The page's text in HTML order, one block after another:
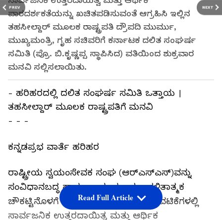
PREV NEXT
ಪಾರದರ್ಶಕತೆಯನ್ನು ಖಚಿತಪಡಿಸುವಂತೆ ಆಗ್ರಹಿಸಿ ಇಲ್ಲಿನ
ತಹಸೀಲ್ದಾರ್‌ ಮೂಲಕ ರಾಷ್ಟ್ರಪತಿ ದ್ರೌಪದಿ ಮುರ್ಮು,
ಮುಖ್ಯಮಂತ್ರಿ, ಗೃಹ ಸಚಿವರಿಗೆ ಕರ್ನಾಟಕ ದಲಿತ ಸಂಘರ್ಷ
ಸಮಿತಿ (ಪ್ರೊ. ಬಿ.ಕೃಷ್ಣಪ್ಪ ಸ್ಥಾಪಿಸಿದ) ವತಿಯಿಂದ ಶುಕ್ರವಾರ
ಮನವಿ ಸಲ್ಲಿಸಲಾಯಿತು.
- ಹರಿಹರದಲ್ಲಿ ದಲಿತ ಸಂಘರ್ಷ ಸಮಿತಿ ಒತ್ತಾಯ ।
ತಹಸೀಲ್ದಾರ್‌ ಮೂಲಕ ರಾಷ್ಟ್ರಪತಿಗೆ ಮನವಿ
- - -
ಕನ್ನಡಪ್ರಭ ವಾರ್ತೆ ಹರಿಹರ
ರಾಷ್ಟ್ರೀಯ ಸ್ವಯಂಸೇವಕ ಸಂಘ (ಆರ್‌ಎಸ್‌ಎಸ್)ವನ್ನು
ಸಂವಿಧಾನಬದ್ಧ ಹಾಗೂ ಕಾನೂನುಬದ್ಧ ಆಡಳಿತಾತ್ಮಕ
ಚೌಕಟ್ಟಿನೊಳಗೆ ತಂದು, ಅದರ ಕಾರ್ಯ ಚಟುವಟಿಕೆಗಳಲ್ಲಿ
ಸಾರ್ವಜನಿಕ ಉತ್ತರದಾಯಿತ್ವ ಮತ್ತು ಆರ್ಥಿಕ
Read Full Article